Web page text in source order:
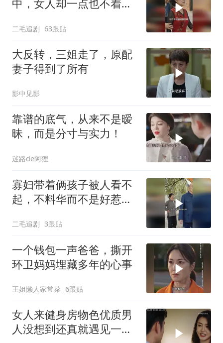
中，女人却一点也不着
二毛追剧 63跟贴
大反转，三姐走了，原配
妻子得到了所有
影中见影
靠谱的底气，从来不是暧
昧，而是分寸与实力！
迷路de阿狸
寡妇带着俩孩子被人看不
起，不料华而不是好惹
二毛追剧 3跟贴
一个钱包一声爸爸，撕开
环卫妈妈埋藏多年的心事
王姐懒人家常菜 6跟贴
女人来健身房物色优质男
人没想到还真就遇见一个